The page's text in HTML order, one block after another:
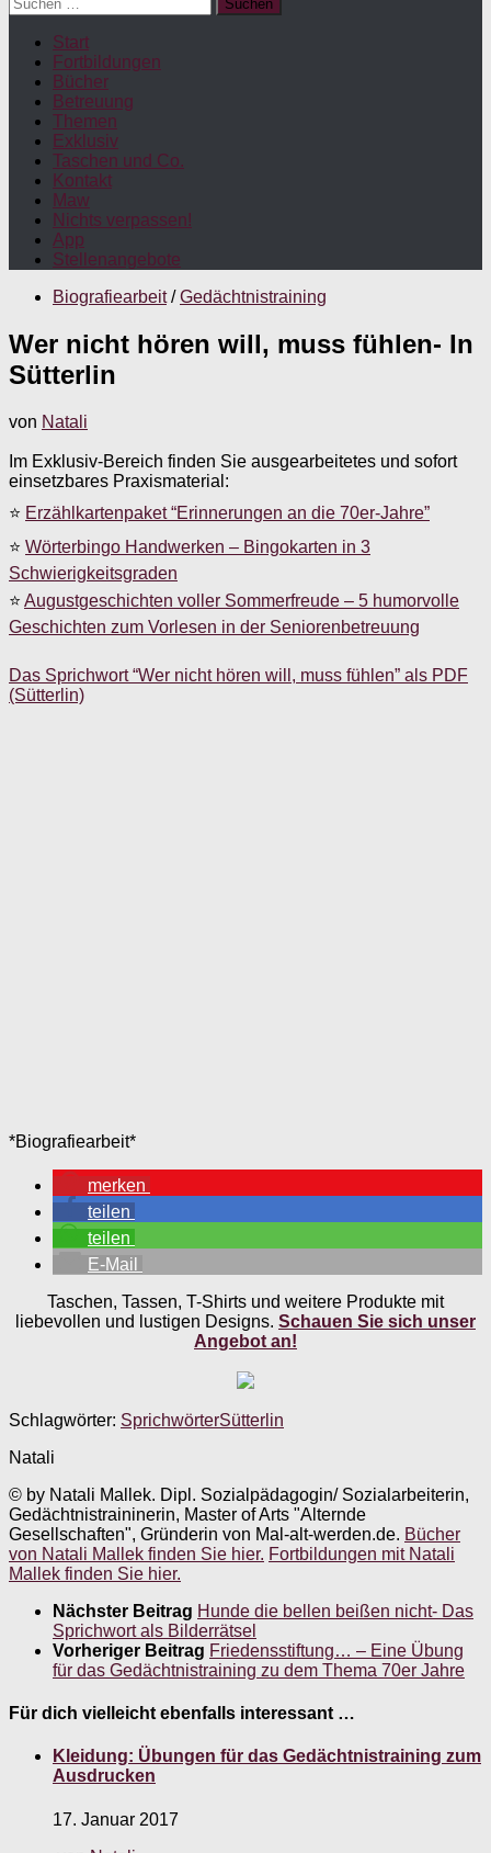
nach:
Start
Fortbildungen
Bücher
Betreuung
Themen
Exklusiv
Taschen und Co.
Kontakt
Maw
Nichts verpassen!
App
Stellenangebote
Biografiearbeit / Gedächtnistraining
Wer nicht hören will, muss fühlen- In
Sütterlin
von Natali
Im Exklusiv-Bereich finden Sie ausgearbeitetes und sofort
einsetzbares Praxismaterial:
⭐ Erzählkartenpaket “Erinnerungen an die 70er-Jahre”
⭐ Wörterbingo Handwerken – Bingokarten in 3
Schwierigkeitsgraden
⭐ Augustgeschichten voller Sommerfreude – 5 humorvolle
Geschichten zum Vorlesen in der Seniorenbetreuung
Das Sprichwort “Wer nicht hören will, muss fühlen” als PDF
(Sütterlin)
*Biografiearbeit*
merken
teilen
teilen
E-Mail
Taschen, Tassen, T-Shirts und weitere Produkte mit
liebevollen und lustigen Designs. Schauen Sie sich unser
Angebot an!
Schlagwörter: SprichwörterSütterlin
Natali
© by Natali Mallek. Dipl. Sozialpädagogin/ Sozialarbeiterin,
Gedächtnistraininerin, Master of Arts "Alternde
Gesellschaften", Gründerin von Mal-alt-werden.de. Bücher
von Natali Mallek finden Sie hier. Fortbildungen mit Natali
Mallek finden Sie hier.
Nächster Beitrag Hunde die bellen beißen nicht- Das
Sprichwort als Bilderrätsel
Vorheriger Beitrag Friedensstiftung… – Eine Übung
für das Gedächtnistraining zu dem Thema 70er Jahre
Für dich vielleicht ebenfalls interessant …
Kleidung: Übungen für das Gedächtnistraining zum
Ausdrucken
17. Januar 2017